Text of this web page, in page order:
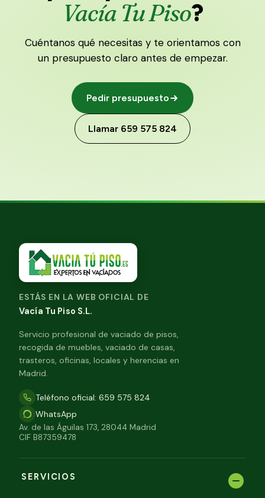
Vacía Tu Piso?
Cuéntanos qué necesitas y te orientamos con
un presupuesto claro antes de empezar.
Pedir presupuesto
Llamar 659 575 824
ESTÁS EN LA WEB OFICIAL DE
Vacía Tu Piso S.L.
Servicio profesional de vaciado de pisos,
recogida de muebles, vaciado de casas,
trasteros, oficinas, locales y herencias en
Madrid.
Teléfono oficial: 659 575 824
WhatsApp
Av. de las Águilas 173, 28044 Madrid
CIF B87359478
SERVICIOS